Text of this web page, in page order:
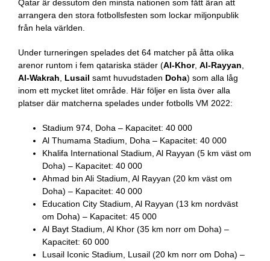
Qatar är dessutom den minsta nationen som fått äran att
arrangera den stora fotbollsfesten som lockar miljonpublik
från hela världen.
Under turneringen spelades det 64 matcher på åtta olika
arenor runtom i fem qatariska städer (Al-Khor, Al-Rayyan
Al-Wakrah
Lusail samt huvudstaden Doha) som alla låg
inom ett mycket litet område. Här följer en lista över alla
platser där matcherna spelades under fotbolls VM 2022:
Stadium 974, Doha – Kapacitet: 40 000
Al Thumama Stadium, Doha – Kapacitet: 40 000
Khalifa International Stadium, Al Rayyan (5 km väst om
Doha) – Kapacitet: 40 000
Ahmad bin Ali Stadium, Al Rayyan (20 km väst om
Doha) – Kapacitet: 40 000
Education City Stadium, Al Rayyan (13 km nordväst
om Doha) – Kapacitet: 45 000
Al Bayt Stadium, Al Khor (35 km norr om Doha) –
Kapacitet: 60 000
Lusail Iconic Stadium, Lusail (20 km norr om Doha) –